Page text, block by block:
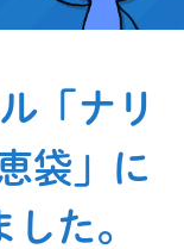
「ナリ
袋」に
た。